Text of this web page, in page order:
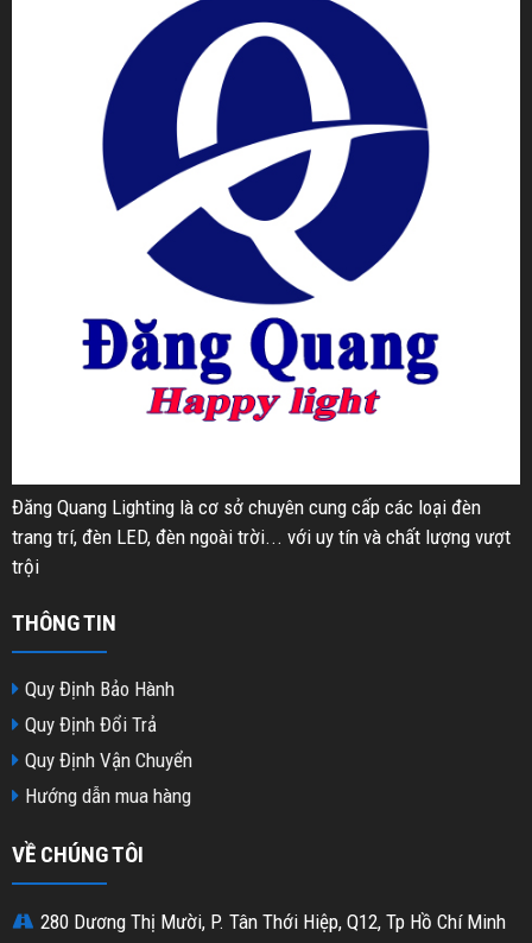
Đăng Quang Lighting là cơ sở chuyên cung cấp các loại đèn
trang trí, đèn LED, đèn ngoài trời... với uy tín và chất lượng vượt
trội
THÔNG TIN
Quy Định Bảo Hành
Quy Định Đổi Trả
Quy Định Vận Chuyển
Hướng dẫn mua hàng
VỀ CHÚNG TÔI
280 Dương Thị Mười, P. Tân Thới Hiệp, Q12, Tp Hồ Chí Minh